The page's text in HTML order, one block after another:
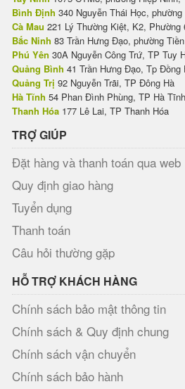
Bình Định 340 Nguyễn Thái Học,
Cà Mau 221 Lý Thường Kiệt, K2, Phường
Bắc Ninh 83 Trần Hưng Đạo, phường
Phú Yên 30A Nguyễn Công Trứ, TP Tuy
Quảng Bình 41 Trần Hưng Đạo, Tp Đồng
Quảng Trị 92 Nguyễn Trãi, TP Đông Hà
Hà Tĩnh 54 Phan Đình Phùng, TP Hà Tĩnh
Thanh Hóa 177 Lê Lai, TP Thanh Hóa
TRỢ GIÚP
Đặt hàng và thanh toán qua web
Quy định giao hàng
Tuyển dụng
Thanh toán
Câu hỏi thường gặp
HỖ TRỢ KHÁCH HÀNG
Chính sách bảo mật thông tin
Chính sách & Quy định chung
Chính sách vận chuyển
Chính sách bảo hành